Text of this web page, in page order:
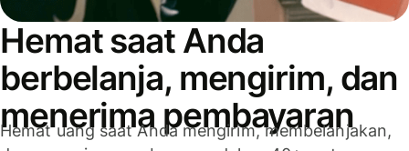
Hemat saat Anda
berbelanja, mengirim, dan
menerima pembayaran
Hemat uang saat Anda mengirim, membelanjakan,